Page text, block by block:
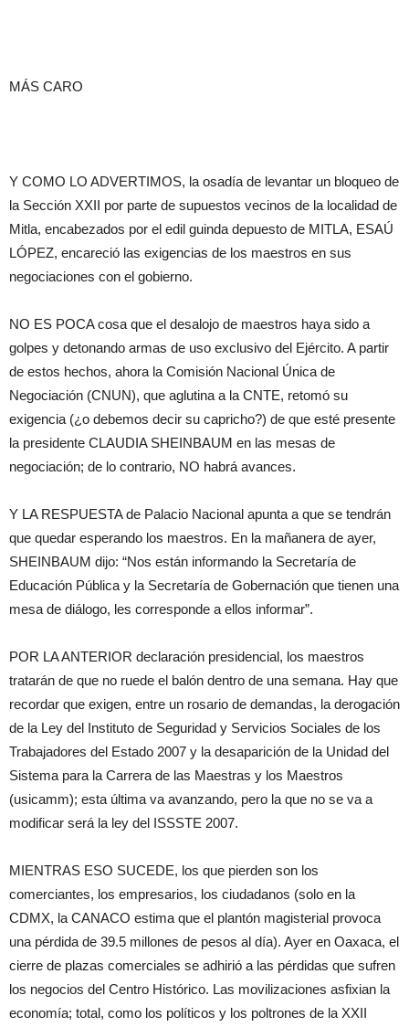
MÁS CARO
Y COMO LO ADVERTIMOS, la osadía de levantar un bloqueo de
la Sección XXII por parte de supuestos vecinos de la localidad de
Mitla, encabezados por el edil guinda depuesto de MITLA, ESAÚ
LÓPEZ, encareció las exigencias de los maestros en sus
negociaciones con el gobierno.
NO ES POCA cosa que el desalojo de maestros haya sido a
golpes y detonando armas de uso exclusivo del Ejército. A partir
de estos hechos, ahora la Comisión Nacional Única de
Negociación (CNUN), que aglutina a la CNTE, retomó su
exigencia (¿o debemos decir su capricho?) de que esté presente
la presidente CLAUDIA SHEINBAUM en las mesas de
negociación; de lo contrario, NO habrá avances.
Y LA RESPUESTA de Palacio Nacional apunta a que se tendrán
que quedar esperando los maestros. En la mañanera de ayer,
SHEINBAUM dijo: “Nos están informando la Secretaría de
Educación Pública y la Secretaría de Gobernación que tienen una
mesa de diálogo, les corresponde a ellos informar”.
POR LA ANTERIOR declaración presidencial, los maestros
tratarán de que no ruede el balón dentro de una semana. Hay que
recordar que exigen, entre un rosario de demandas, la derogación
de la Ley del Instituto de Seguridad y Servicios Sociales de los
Trabajadores del Estado 2007 y la desaparición de la Unidad del
Sistema para la Carrera de las Maestras y los Maestros
(usicamm); esta última va avanzando, pero la que no se va a
modificar será la ley del ISSSTE 2007.
MIENTRAS ESO SUCEDE, los que pierden son los
comerciantes, los empresarios, los ciudadanos (solo en la
CDMX, la CANACO estima que el plantón magisterial provoca
una pérdida de 39.5 millones de pesos al día). Ayer en Oaxaca, el
cierre de plazas comerciales se adhirió a las pérdidas que sufren
los negocios del Centro Histórico. Las movilizaciones asfixian la
economía; total, como los políticos y los poltrones de la XXII